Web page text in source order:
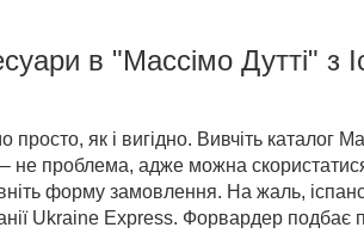
в "Массімо Дутті" з
просто, як і вигідно. Вивчіть каталог
не проблема, адже можна
форму замовлення. На жаль,
Ukraine Express. Форвардер